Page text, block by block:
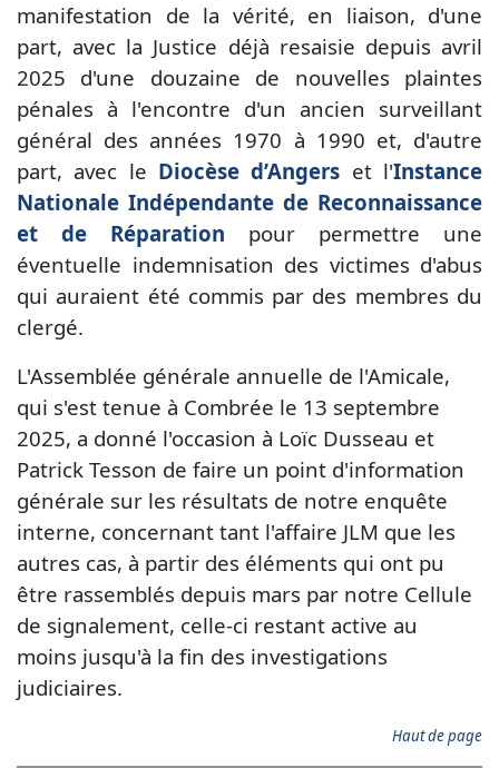
manifestation de la vérité, en liaison, d'une
part, avec la Justice déjà resaisie depuis avril
2025 d'une douzaine de nouvelles plaintes
pénales à l'encontre d'un ancien surveillant
général des années 1970 à 1990 et, d'autre
part, avec le Diocèse d’Angers et l'Instance
Nationale Indépendante de Reconnaissance
et de Réparation pour permettre une
éventuelle indemnisation des victimes d'abus
qui auraient été commis par des membres du
clergé.
L'Assemblée générale annuelle de l'Amicale,
qui s'est tenue à Combrée le 13 septembre
2025, a donné l'occasion à Loïc Dusseau et
Patrick Tesson de faire un point d'information
générale sur les résultats de notre enquête
interne, concernant tant l'affaire JLM que les
autres cas, à partir des éléments qui ont pu
être rassemblés depuis mars par notre Cellule
de signalement, celle-ci restant active au
moins jusqu'à la fin des investigations
judiciaires.
Haut de page